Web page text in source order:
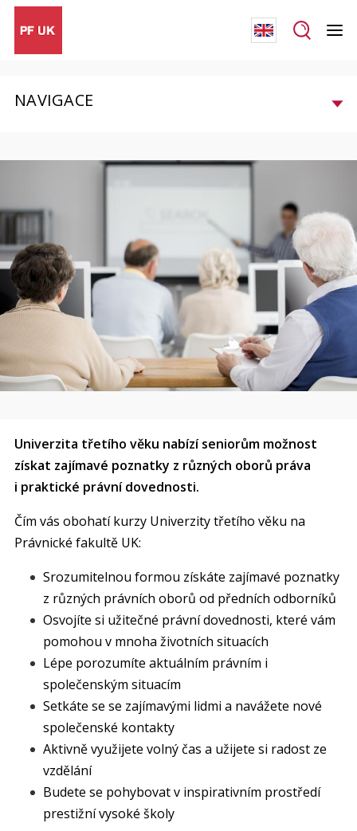
NAVIGACE
Univerzita třetího věku nabízí seniorům možnost
získat zajímavé poznatky z různých oborů práva
i praktické právní dovednosti.
Čím vás obohatí kurzy Univerzity třetího věku na
Právnické fakultě UK:
Srozumitelnou formou získáte zajímavé poznatky
z různých právních oborů od předních odborníků
Osvojíte si užitečné právní dovednosti, které vám
pomohou v mnoha životních situacích
Lépe porozumíte aktuálním právním i
společenským situacím
Setkáte se se zajímavými lidmi a navážete nové
společenské kontakty
Aktivně využijete volný čas a užijete si radost ze
vzdělání
Budete se pohybovat v inspirativním prostředí
prestižní vysoké školy